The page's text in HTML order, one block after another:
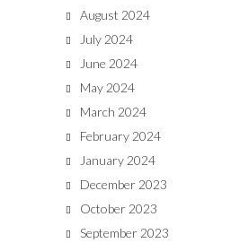
August 2024
July 2024
June 2024
May 2024
March 2024
February 2024
January 2024
December 2023
October 2023
September 2023